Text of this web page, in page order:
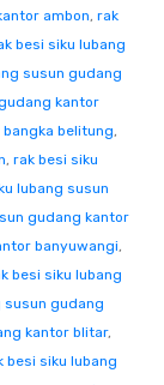
ambon, rak
besi siku lubang
susun gudang
kantor
belitung,
, rak besi siku
lubang susun
gudang kantor
banyuwangi,
besi siku lubang
susun gudang
kantor blitar,
besi siku lubang